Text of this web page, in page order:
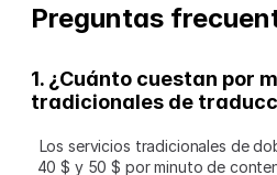
Preguntas
1. ¿Cuánto cuestan por
tradicionales de
Los servicios tradicionales de
40 $ y 50 $ por minuto de